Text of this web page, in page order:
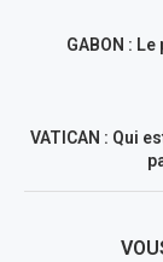
GABON :
VATICAN : Qui